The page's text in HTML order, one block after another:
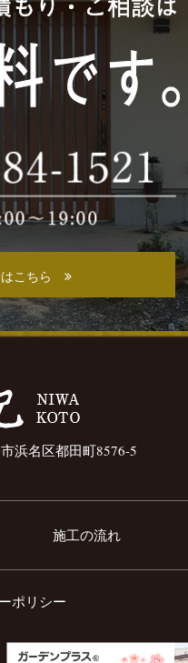
こちら
浜名区都田町8576-5
施工の流れ
ポリシー